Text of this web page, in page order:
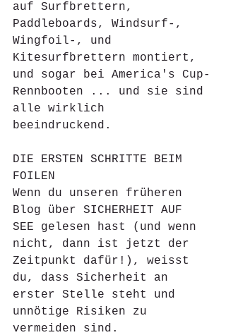
auf Surfbrettern,
Paddleboards, Windsurf-,
Wingfoil-, und
Kitesurfbrettern montiert,
und sogar bei America's Cup-
Rennbooten ... und sie sind
alle wirklich
beeindruckend.
DIE ERSTEN SCHRITTE BEIM
FOILEN
Wenn du unseren früheren
Blog über SICHERHEIT AUF
SEE gelesen hast (und wenn
nicht, dann ist jetzt der
Zeitpunkt dafür!), weisst
du, dass Sicherheit an
erster Stelle steht und
unnötige Risiken zu
vermeiden sind.